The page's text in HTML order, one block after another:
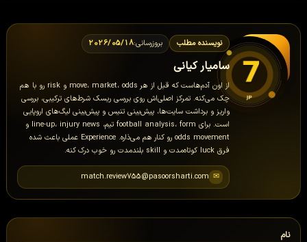
نویسنده مطلب بروزرسانی:2026/05/18
سامیار کیانی
از اون آدم‌هاست که قبل از هر move، market، odds و risk رو با هم
چک می‌کنه. تمرکز اصلی‌اش روی بررسی ریسک شرط‌های ترکیبی، بررسی
واریز و برداشت سایت‌ها، پیش‌بینی تنیس و پیش‌بینی لیگ‌های اروپایی
است. برای football analysis، form تیم، line-up، injury news و
odds movement رو کنار هم می‌ذاره. Experience عملی باعث شده
فرق luck کوتاه‌مدت و skill بلندمدت رو خوب درک کنه.
✉
match.review755@pasoorsharti.com
نام